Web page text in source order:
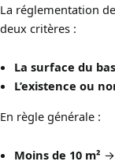
La réglementation
deux critères :
La surface du
L’existence ou
En règle générale :
Moins de 10 m² →